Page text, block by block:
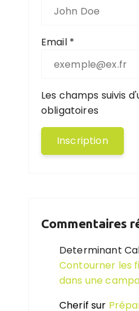
Email *
Les champs suivis
obligatoires
Commentaires
Determinant
Contourner les
dans une
Cherif sur